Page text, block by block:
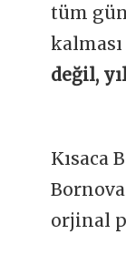
tüm
değil,
Kısaca
orjinal